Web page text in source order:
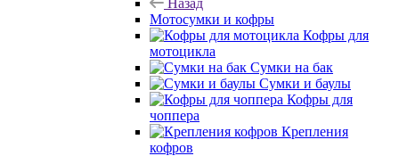
Назад
Мотосумки и кофры
Кофры для
мотоцикла
Сумки на бак
Сумки и баулы
Кофры для
чоппера
Крепления
кофров